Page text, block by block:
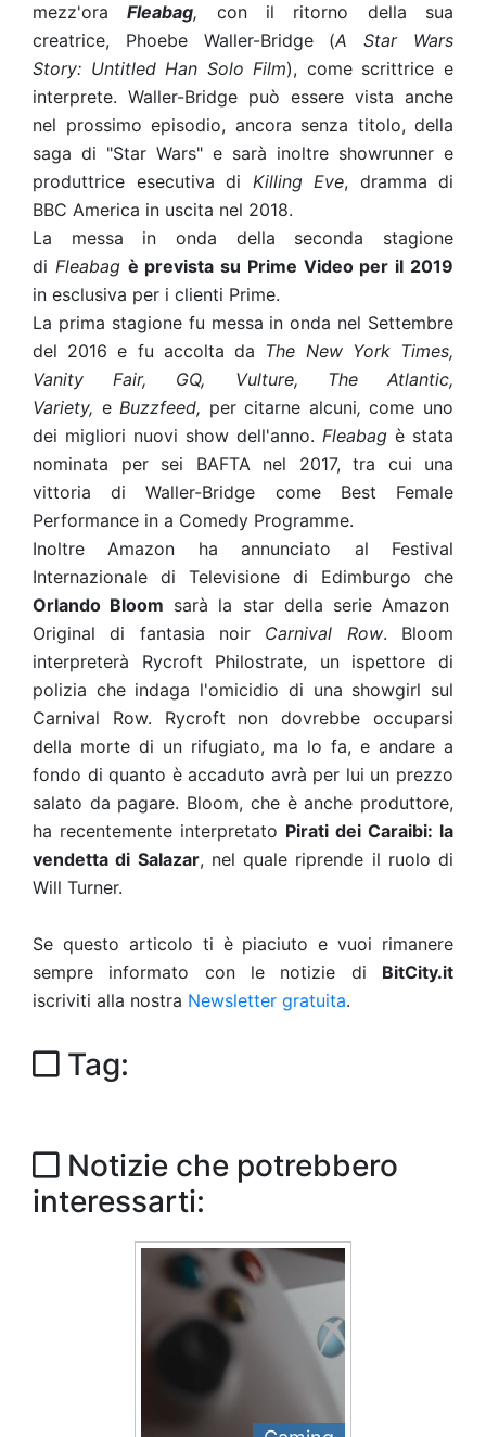
mezz'oraFleabag, con il ritorno della sua
creatrice, Phoebe Waller-Bridge (A Star Wars
Story: Untitled Han Solo Film), come scrittrice e
interprete. Waller-Bridge può essere vista anche
nel prossimo episodio, ancora senza titolo, della
saga di "Star Wars" e sarà inoltre showrunner e
produttrice esecutiva di Killing Eve, dramma di
BBC America in uscita nel 2018.
La messa in onda della seconda stagione
di Fleabag è prevista su Prime Video per il 2019
in esclusiva per i clienti Prime.
La prima stagione fu messa in onda nel Settembre
del 2016 e fu accolta da The New York Times,
Vanity Fair, GQ, Vulture, The Atlantic,
Variety, eBuzzfeed, per citarne alcuni,come uno
dei migliori nuovi show dell'anno. Fleabag è stata
nominata per sei BAFTA nel 2017, tra cui una
vittoria di Waller-Bridge come Best Female
Performance in a Comedy Programme.
Inoltre Amazon ha annunciato al Festival
Internazionale di Televisione di Edimburgo che
Orlando Bloom sarà la star della serie Amazon
Original di fantasia noir Carnival Row. Bloom
interpreterà Rycroft Philostrate, un ispettore di
polizia che indaga l'omicidio di una showgirl sul
Carnival Row. Rycroft non dovrebbe occuparsi
della morte di un rifugiato, ma lo fa, e andare a
fondo di quanto è accaduto avrà per lui un prezzo
salato da pagare. Bloom, che è anche produttore,
ha recentemente interpretato Pirati dei Caraibi: la
vendetta di Salazar, nel quale riprende il ruolo di
Will Turner.
Se questo articolo ti è piaciuto e vuoi rimanere
sempre informato con le notizie di BitCity.it
iscriviti alla nostra Newsletter gratuita.
Tag:
Notizie che potrebbero
interessarti: